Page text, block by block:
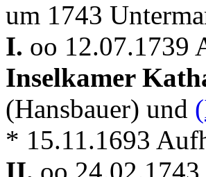
um 1743
I. oo 12.07.1739
Inselkamer
(Hansbauer) und
* 15.11.1693